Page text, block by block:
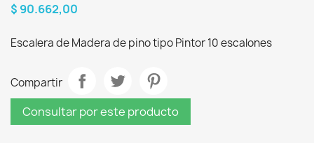
$ 90.662,00
Escalera de Madera de pino tipo Pintor 10 escalones
Compartir
Consultar por este producto